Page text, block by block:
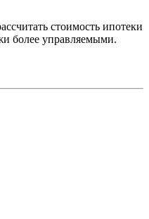
стоимость ипотеки
более управляемыми.